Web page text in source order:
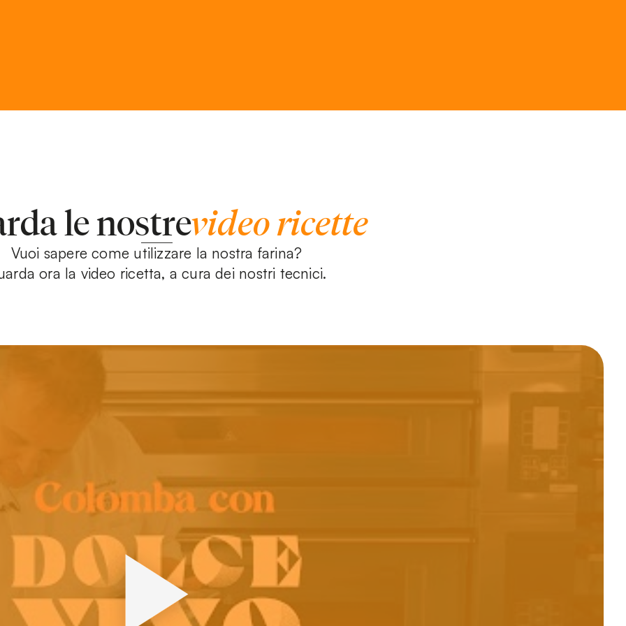
le nostrevideo ricette
Vuoi sapere come utilizzare la nostra farina?
ora la video ricetta, a cura dei nostri tecnici.